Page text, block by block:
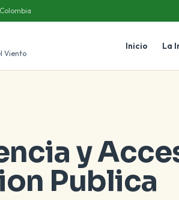
Viento
Inicio La
y
Publica